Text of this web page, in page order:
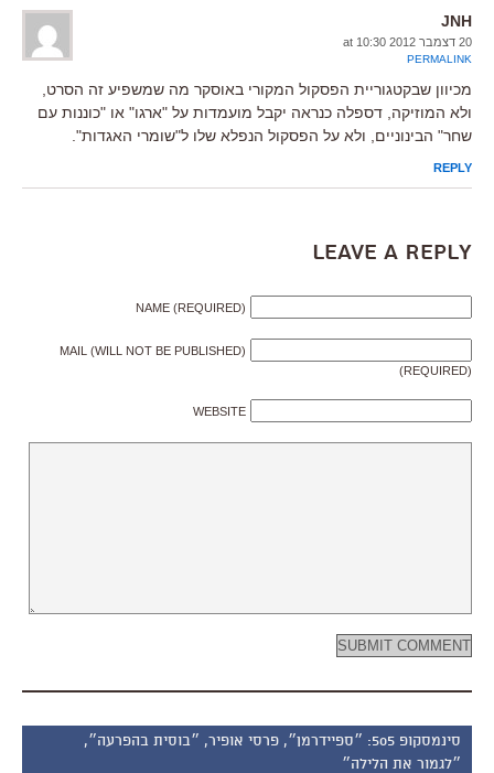
JNH
20 דצמבר 2012 at 10:30
PERMALINK
מכיוון שבקטגוריית הפסקול המקורי באוסקר מה שמשפיע זה הסרט,
ולא המוזיקה, דספלה כנראה יקבל מועמדות על "ארגו" או "כוננות עם
שחר" הבינוניים, ולא על הפסקול הנפלא שלו ל"שומרי האגדות".
REPLY
Leave a Reply
NAME (REQUIRED)
MAIL (WILL NOT BE PUBLISHED)
(REQUIRED)
WEBSITE
סינמסקופ 505: ״ספיידרמן״, פרסי אופיר, ״בוסית בהפרעה״,
״לגמור את הלילה״